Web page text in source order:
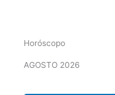
Horóscopo
AGOSTO 2026